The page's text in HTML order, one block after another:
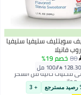
سويتليف ستيفيا ستيفيا
فانيلا
80 خصم 19%
مجاني
+ 3